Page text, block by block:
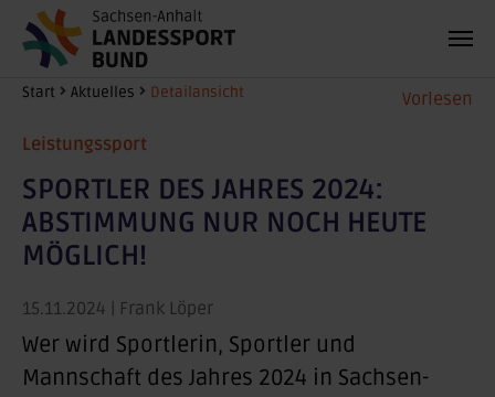
Zum Hauptinhalt springen Vorlesen
Sie sind hier:
Start Aktuelles Detailansicht
Leistungssport
SPORTLER DES JAHRES 2024:
ABSTIMMUNG NUR NOCH HEUTE
MÖGLICH!
15.11.2024 | Frank Löper
Wer wird Sportlerin, Sportler und
Mannschaft des Jahres 2024 in Sachsen-